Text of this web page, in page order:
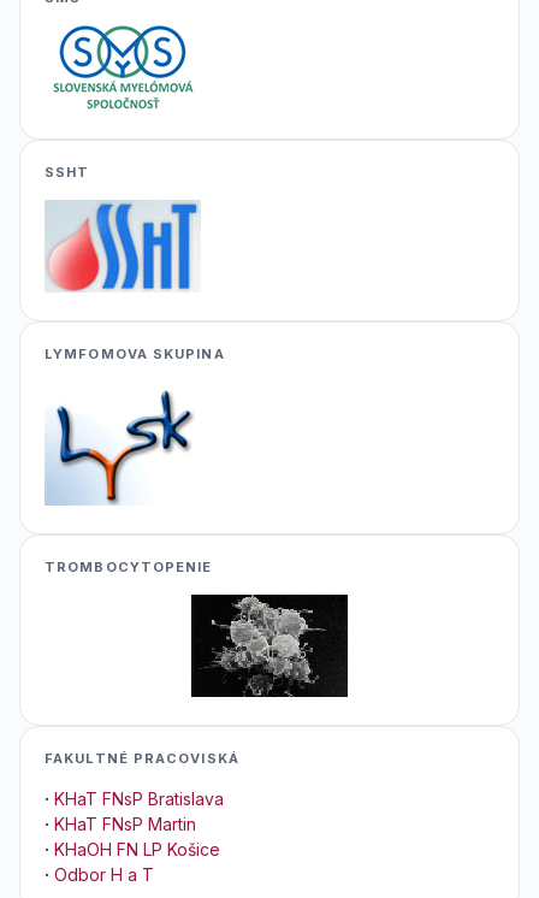
SSHT
LYMFOMOVA SKUPINA
TROMBOCYTOPENIE
FAKULTNÉ PRACOVISKÁ
· KHaT FNsP Bratislava
· KHaT FNsP Martin
· KHaOH FN LP Košice
· Odbor H a T